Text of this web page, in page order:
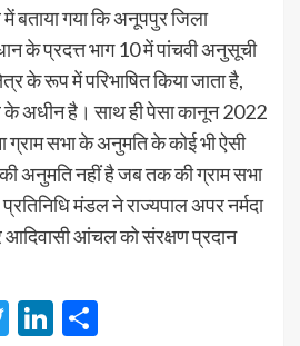
में बताया गया कि अनूपपुर जिला
के प्रदत्त भाग 10 में पांचवी अनुसूची
के रूप में परिभाषित किया जाता है,
के अधीन है। साथ ही पेसा कानून 2022
ग्राम सभा के अनुमति के कोई भी ऐसी
अनुमति नहीं है जब तक की ग्राम सभा
मंडल ने राज्यपाल अपर नर्मदा
आदिवासी आंचल को संरक्षण प्रदान
TwitterLinkedIn